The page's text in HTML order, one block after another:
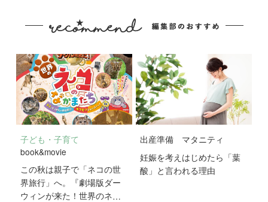
子ども・子育て
book&movie
この秋は親子で「ネコの世
界旅行」へ。『劇場版ダー
ウィンが来た！世界のネコ
出産準備
マタニティ
妊娠を考えはじめたら「葉
酸」と言われる理由